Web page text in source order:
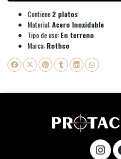
Contiene2 platos
Material:Acero Inoxidable
Tipo de uso:En terreno.
Marca:Rothco